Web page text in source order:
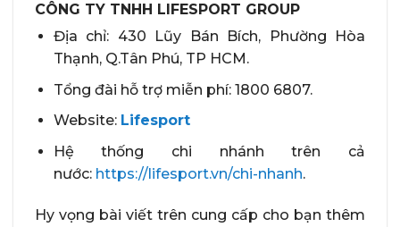
CÔNG TY TNHH LIFESPORT GROUP
Địa chỉ: 430 Lũy Bán Bích, Phường Hòa
Thạnh, Q.Tân Phú, TP HCM.
Tổng đài hỗ trợ miễn phí: 1800 6807.
Website: Lifesport
Hệ thống chi nhánh trên cả
nước: https://lifesport.vn/chi-nhanh.
Hy vọng bài viết trên cung cấp cho bạn thêm